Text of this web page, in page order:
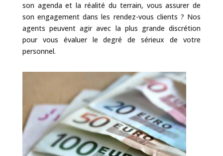
son agenda et la réalité du terrain, vous assurer de
son engagement dans les rendez-vous clients ? Nos
agents peuvent agir avec la plus grande discrétion
pour vous évaluer le degré de sérieux de votre
personnel.